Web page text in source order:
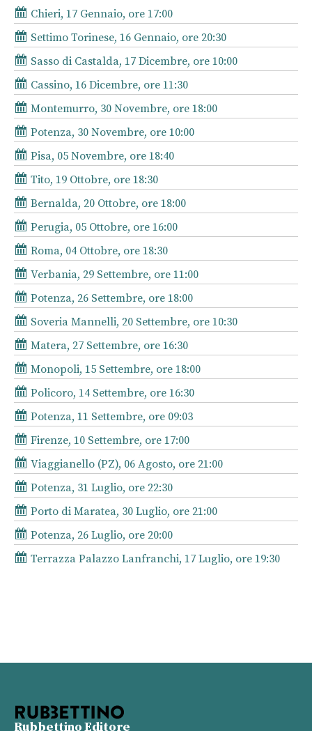
Chieri, 17 Gennaio, ore 17:00
Settimo Torinese, 16 Gennaio, ore 20:30
Sasso di Castalda, 17 Dicembre, ore 10:00
Cassino, 16 Dicembre, ore 11:30
Montemurro, 30 Novembre, ore 18:00
Potenza, 30 Novembre, ore 10:00
Pisa, 05 Novembre, ore 18:40
Tito, 19 Ottobre, ore 18:30
Bernalda, 20 Ottobre, ore 18:00
Perugia, 05 Ottobre, ore 16:00
Roma, 04 Ottobre, ore 18:30
Verbania, 29 Settembre, ore 11:00
Potenza, 26 Settembre, ore 18:00
Soveria Mannelli, 20 Settembre, ore 10:30
Matera, 27 Settembre, ore 16:30
Monopoli, 15 Settembre, ore 18:00
Policoro, 14 Settembre, ore 16:30
Potenza, 11 Settembre, ore 09:03
Firenze, 10 Settembre, ore 17:00
Viaggianello (PZ), 06 Agosto, ore 21:00
Potenza, 31 Luglio, ore 22:30
Porto di Maratea, 30 Luglio, ore 21:00
Potenza, 26 Luglio, ore 20:00
Terrazza Palazzo Lanfranchi, 17 Luglio, ore 19:30
Rubbettino Editore